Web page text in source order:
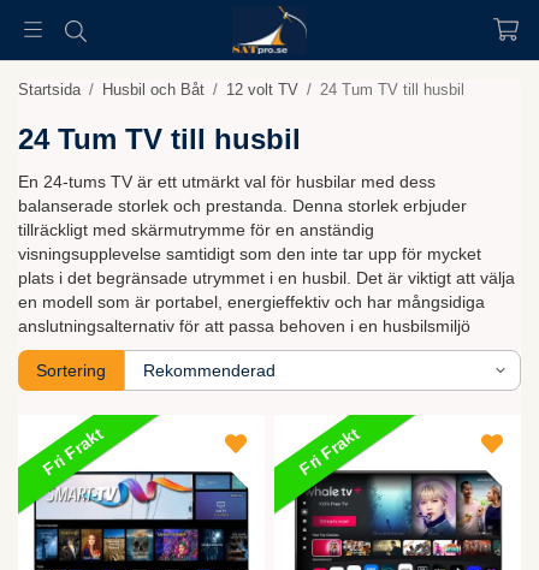
Startsida / Husbil och Båt / 12 volt TV / 24 Tum TV till husbil
24 Tum TV till husbil
En 24-tums TV är ett utmärkt val för husbilar med dess
balanserade storlek och prestanda. Denna storlek erbjuder
tillräckligt med skärmutrymme för en anständig
visningsupplevelse samtidigt som den inte tar upp för mycket
plats i det begränsade utrymmet i en husbil. Det är viktigt att välja
en modell som är portabel, energieffektiv och har mångsidiga
anslutningsalternativ för att passa behoven i en husbilsmiljö
Sortering
Fri Frakt Fri Frakt